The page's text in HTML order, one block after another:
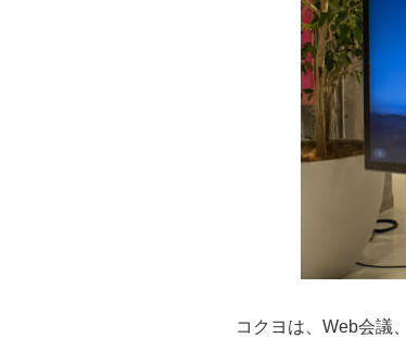
コクヨは、Web会議